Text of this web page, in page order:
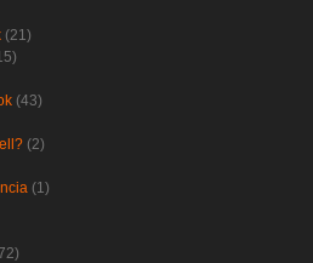
(21)
(43)
(2)
(1)